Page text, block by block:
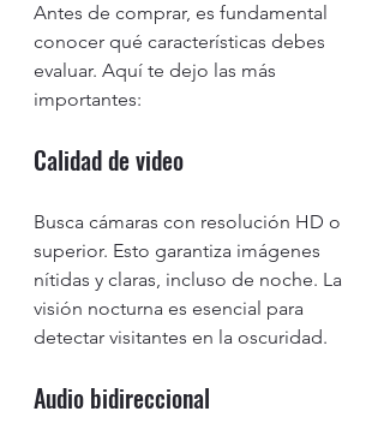
Antes de comprar, es fundamental
conocer qué características debes
evaluar. Aquí te dejo las más
importantes:
Calidad de video
Busca cámaras con resolución HD o
superior. Esto garantiza imágenes
nítidas y claras, incluso de noche. La
visión nocturna es esencial para
detectar visitantes en la oscuridad.
Audio bidireccional